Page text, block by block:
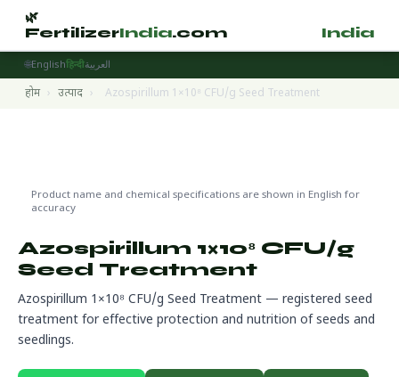
🌿
FertilizerIndia.com India
🌐Englishहिन्दीالعربية
होम › उत्पाद › Azospirillum 1×10⁸ CFU/g Seed Treatment
Product name and chemical specifications are shown in English for
accuracy
Azospirillum 1×10⁸ CFU/g
Seed Treatment
Azospirillum 1×10⁸ CFU/g Seed Treatment — registered seed
treatment for effective protection and nutrition of seeds and
seedlings.